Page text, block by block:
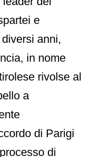
e
anni,
in nome
rivolse al
a
di Parigi
di